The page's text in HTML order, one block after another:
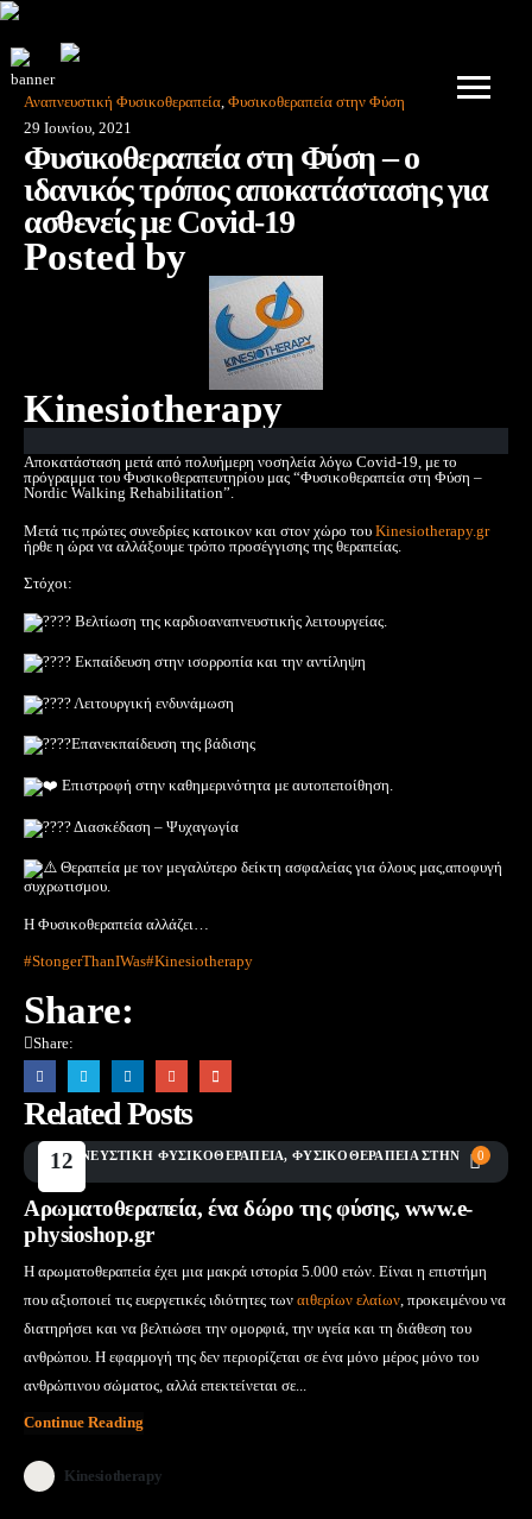
Αναπνευστική Φυσικοθεραπεία, Φυσικοθεραπεία στην Φύση
29 Ιουνίου, 2021
Φυσικοθεραπεία στη Φύση – ο
ιδανικός τρόπος αποκατάστασης για
ασθενείς με Covid-19
Posted by
Kinesiotherapy
Αποκατάσταση μετά από πολυήμερη νοσηλεία λόγω Covid-19, με το
πρόγραμμα του Φυσικοθεραπευτηρίου μας “Φυσικοθεραπεία στη Φύση –
Nordic Walking Rehabilitation”.
Μετά τις πρώτες συνεδρίες κατοικον και στον χώρο του Kinesiotherapy.gr
ήρθε η ώρα να αλλάξουμε τρόπο προσέγγισης της θεραπείας.
Στόχοι:
Βελτίωση της καρδιοαναπνευστικής λειτουργείας.
Εκπαίδευση στην ισορροπία και την αντίληψη
Λειτουργική ενδυνάμωση
Επανεκπαίδευση της βάδισης
Επιστροφή στην καθημερινότητα με αυτοπεποίθηση.
Διασκέδαση – Ψυχαγωγία
Θεραπεία με τον μεγαλύτερο δείκτη ασφαλείας για όλους μας,αποφυγή
συχρωτισμου.
Η Φυσικοθεραπεία αλλάζει…
#StongerThanIWas#Kinesiotherapy
Share:
Share:
Related Posts
12 0
ΑΝΑΠΝΕΥΣΤΙΚΉ ΦΥΣΙΚΟΘΕΡΑΠΕΊΑ, ΦΥΣΙΚΟΘΕΡΑΠΕΊΑ ΣΤΗΝ
ΦΎΣΗ
Αρωματοθεραπεία, ένα δώρο της φύσης, www.e-
physioshop.gr
Η αρωματοθεραπεία έχει μια μακρά ιστορία 5.000 ετών. Είναι η επιστήμη
που αξιοποιεί τις ευεργετικές ιδιότητες των αιθερίων ελαίων , προκειμένου να
διατηρήσει και να βελτιώσει την ομορφιά, την υγεία και τη διάθεση του
ανθρώπου. Η εφαρμογή της δεν περιορίζεται σε ένα μόνο μέρος μόνο του
ανθρώπινου σώματος, αλλά επεκτείνεται σε...
Continue Reading
Kinesiotherapy